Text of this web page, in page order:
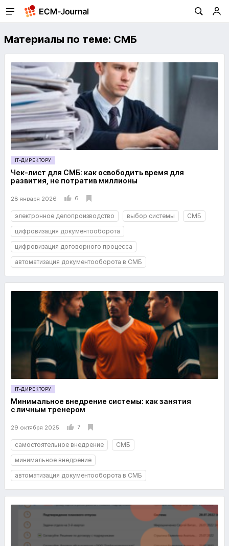
Материалы по теме: СМБ
IT-ДИРЕКТОРУ
Чек-лист для СМБ: как освободить время для
развития, не потратив миллионы
28 января 2026 6
электронное делопроизводство выбор системы
СМБ
цифровизация документооборота
цифровизация договорного процесса
автоматизация документооборота в СМБ
IT-ДИРЕКТОРУ
Минимальное внедрение системы: как занятия
с личным тренером
29 октября 2025 7
самостоятельное внедрение
СМБ
минимальное внедрение
автоматизация документооборота в СМБ